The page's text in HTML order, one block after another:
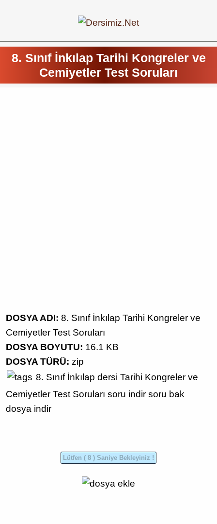
8. Sınıf İnkılap Tarihi Kongreler ve
Cemiyetler Test Soruları
DOSYA ADI: 8. Sınıf İnkılap Tarihi Kongreler ve
Cemiyetler Test Soruları
DOSYA BOYUTU: 16.1 KB
DOSYA TÜRÜ: zip
8. Sınıf İnkılap dersi Tarihi Kongreler ve
Cemiyetler Test Soruları soru indir soru bak
dosya indir